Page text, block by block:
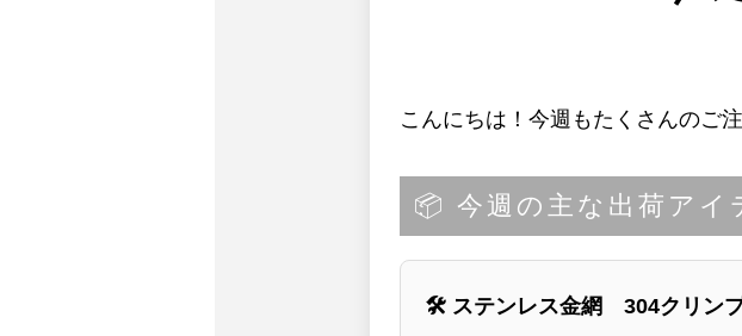
こんにちは！今週もたくさんのご
📦 今週の主な出荷アイ
🛠 ステンレス金網 304クリ